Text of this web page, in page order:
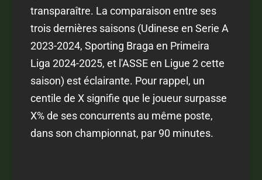
transparaître. La comparaison entre ses
trois dernières saisons (Udinese en Serie A
2023-2024, Sporting Braga en Primeira
Liga 2024-2025, et l'ASSE en Ligue 2 cette
saison) est éclairante. Pour rappel, un
centile de X signifie que le joueur surpasse
X% de ses concurrents au même poste,
dans son championnat, par 90 minutes.